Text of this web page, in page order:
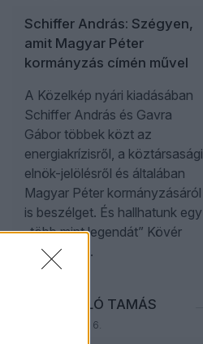
Schiffer András: Szégyen,
amit Magyar Péter
kormányzás címén művel
A Közelkép nyári kiadásában
Schiffer András és Gavra
Gábor többek közt az
energiakrízisről, a köztársasági
elnök-jelölésről és általában
Magyar Péter kormányzásáról
is beszélget. És hallhatunk egy
„több mint legendát” Kövér
Lászlóról is.
PAPP LÁSZLÓ TAMÁS
2026. augusztus 6.